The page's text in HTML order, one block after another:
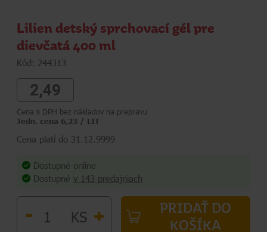
Lilien detský sprchovací gél pre
dievčatá 400 ml
Kód: 244313
2,49
Cena s DPH bez nákladov na prepravu
Jedn. cena 6,23 / LIT
Cena platí do 31.12.9999
Dostupné online
Dostupné v 143 predajniach
- KS +
PRIDAŤ DO
KOŠÍKA